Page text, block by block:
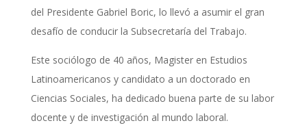
del Presidente Gabriel Boric, lo llevó a asumir el gran
desafío de conducir la Subsecretaría del Trabajo.
Este sociólogo de 40 años, Magister en Estudios
Latinoamericanos y candidato a un doctorado en
Ciencias Sociales, ha dedicado buena parte de su labor
docente y de investigación al mundo laboral.